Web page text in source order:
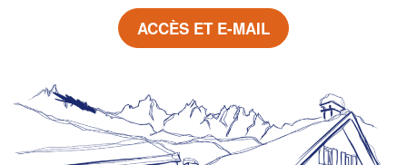
ACCÈS ET E-MAIL